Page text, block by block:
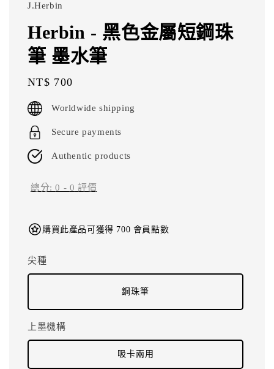
J.Herbin
Herbin - 黑色金屬短鋼珠
筆 墨水筆
Regular
price
NT$ 700
Worldwide shipping
Secure payments
Authentic products
總分:0 - 0 評價
購買此產品可獲得 700 會員點數
尖種
鋼珠筆
上墨機構
吸卡兩用